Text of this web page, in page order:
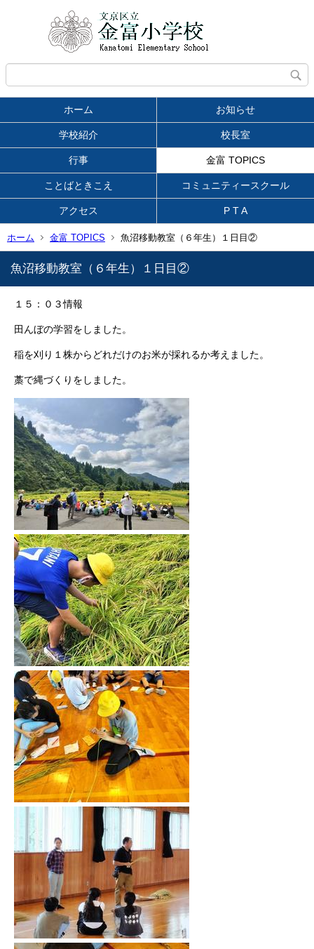
ホーム お知らせ
学校紹介 校長室
行事 金富 TOPICS
ことばときこえ コミュニティースクール
アクセス P T A
ホーム 金富 TOPICS 魚沼移動教室（６年生）１日目②
魚沼移動教室（６年生）１日目②
１５：０３情報
田んぼの学習をしました。
稲を刈り１株からどれだけのお米が採れるか考えました。
藁で縄づくりをしました。